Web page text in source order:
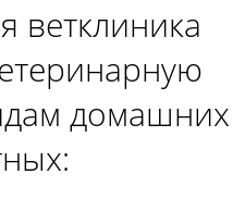
ветклиника
домашних